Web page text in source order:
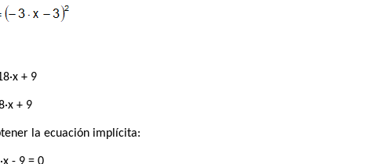
+ 9
+ 9
la ecuación implícita:
- 9 = 0